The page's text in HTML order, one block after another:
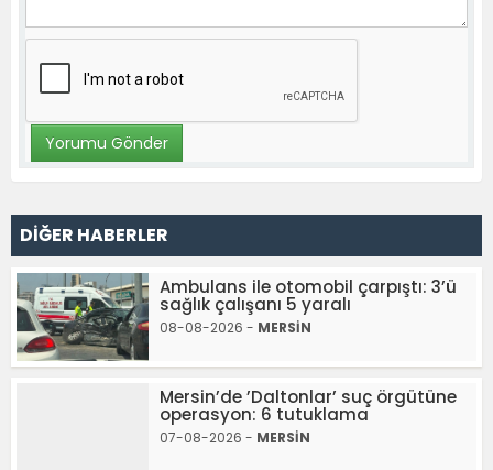
DİĞER HABERLER
Ambulans ile otomobil çarpıştı: 3’ü
sağlık çalışanı 5 yaralı
08-08-2026 - MERSİN
Mersin’de ’Daltonlar’ suç örgütüne
operasyon: 6 tutuklama
07-08-2026 - MERSİN